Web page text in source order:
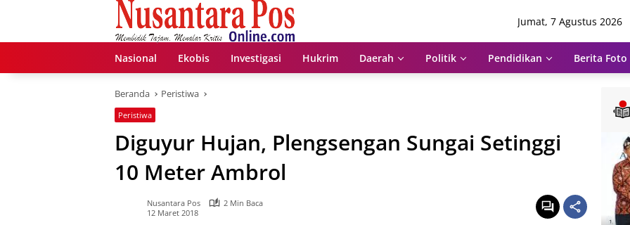
Jumat, 7 Agustus 2026
Nasional Ekobis Investigasi Hukrim Daerah Politik Pendidikan Berita Foto
Beranda Peristiwa
Peristiwa
Diguyur Hujan, Plengsengan Sungai Setinggi
10 Meter Ambrol
Nusantara Pos
2 Min Baca
12 Maret 2018